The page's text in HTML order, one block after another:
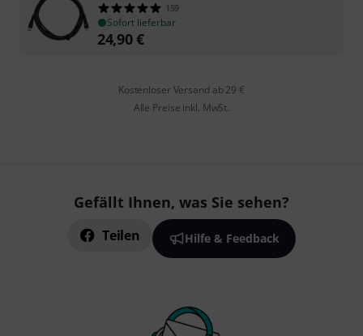
159
Sofort lieferbar
24,90€
Kostenloser Versand ab 29 €
Alle Preise inkl. MwSt.
Gefällt Ihnen, was Sie sehen?
Teilen Hilfe & Feedback